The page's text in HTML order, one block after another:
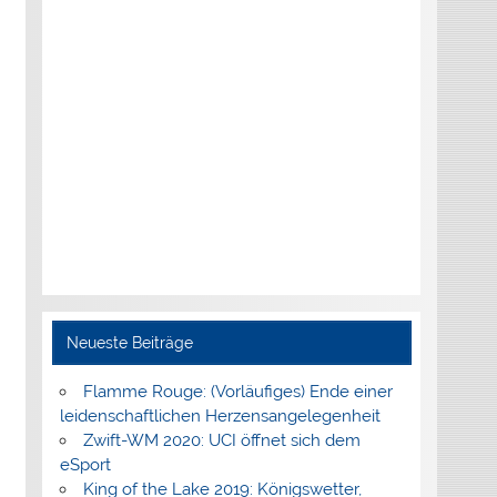
Neueste Beiträge
Flamme Rouge: (Vorläufiges) Ende einer
leidenschaftlichen Herzensangelegenheit
Zwift-WM 2020: UCI öffnet sich dem
eSport
King of the Lake 2019: Königswetter,